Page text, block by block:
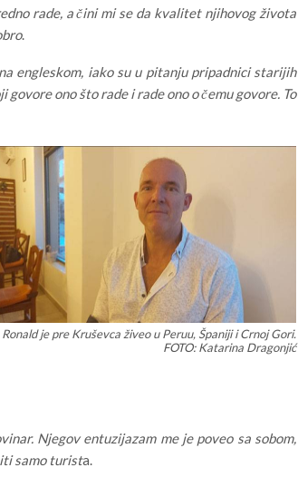
rade, a čini mi se da kvalitet njihovog života
.
engleskom, iako su u pitanju pripadnici starijih
ono što rade i rade ono o čemu govore. To
Ronald je pre Kruševca živeo u Peruu, Španiji i Crnoj Gori.
FOTO: Katarina Dragonjić
Njegov entuzijazam me je poveo sa sobom,
samo turista.